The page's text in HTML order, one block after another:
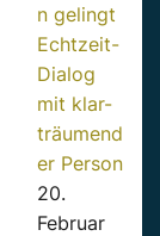
n gelingt
Echtzeit-
Dialog
mit klar-
träumend
er Person
20.
Februar